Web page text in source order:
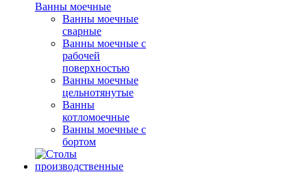
Ванны моечные
Ванны моечные
сварные
Ванны моечные с
рабочей
поверхностью
Ванны моечные
цельнотянутые
Ванны
котломоечные
Ванны моечные с
бортом